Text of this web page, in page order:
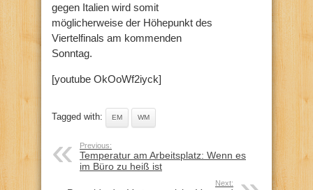
gegen Italien wird somit
möglicherweise der Höhepunkt des
Viertelfinals am kommenden
Sonntag.
[youtube OkOoWf2iyck]
Tagged with: EM WM
Previous:
Temperatur am Arbeitsplatz: Wenn es
im Büro zu heiß ist
Next: